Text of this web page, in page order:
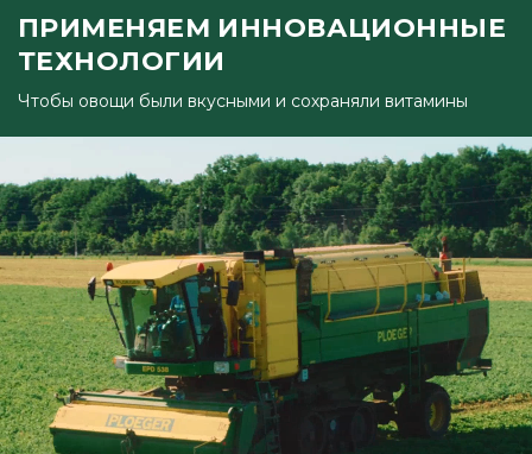
ПРИМЕНЯЕМ ИННОВАЦИОННЫЕ
ТЕХНОЛОГИИ
Чтобы овощи были вкусными и сохраняли витамины